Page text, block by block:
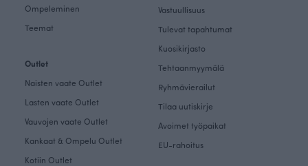
Ompeleminen
Teemat
Outlet
Naisten vaate Outlet
Lasten vaate Outlet
Vauvojen vaate Outlet
Kankaat & Ompelu Outlet
Kotiin Outlet
Vastuullisuus
Tulevat tapahtumat
Kuosikirjasto
Tehtaanmyymälä
Ryhmävierailut
Tilaa uutiskirje
Avoimet työpaikat
EU-rahoitus